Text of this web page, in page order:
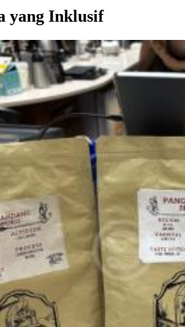
yang Inklusif